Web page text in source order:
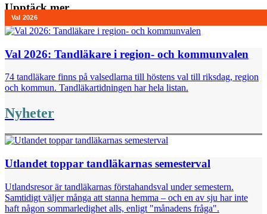
Upptäck mer
Val 2026: Tandläkare i region- och kommunvalen
74 tandläkare finns på valsedlarna till höstens val till riksdag, region
och kommun. Tandläkartidningen har hela listan.
Nyheter
Utlandet toppar tandläkarnas semesterval
Utlandsresor är tandläkarnas förstahandsval under semestern.
Samtidigt väljer många att stanna hemma – och en av sju har inte
haft någon sommarledighet alls, enligt "månadens fråga".